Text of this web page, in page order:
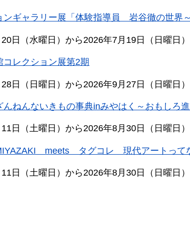
ンギャラリー展「体験指導員 岩谷徹の世界
日（水曜日）から2026年7月19日（日曜日）
コレクション展第2期
日（日曜日）から2026年9月27日（日曜日）
んねんないきもの事典inみやはく～おもしろ
日（土曜日）から2026年8月30日（日曜日）
meets タグコレ 現代アートって
日（土曜日）から2026年8月30日（日曜日）